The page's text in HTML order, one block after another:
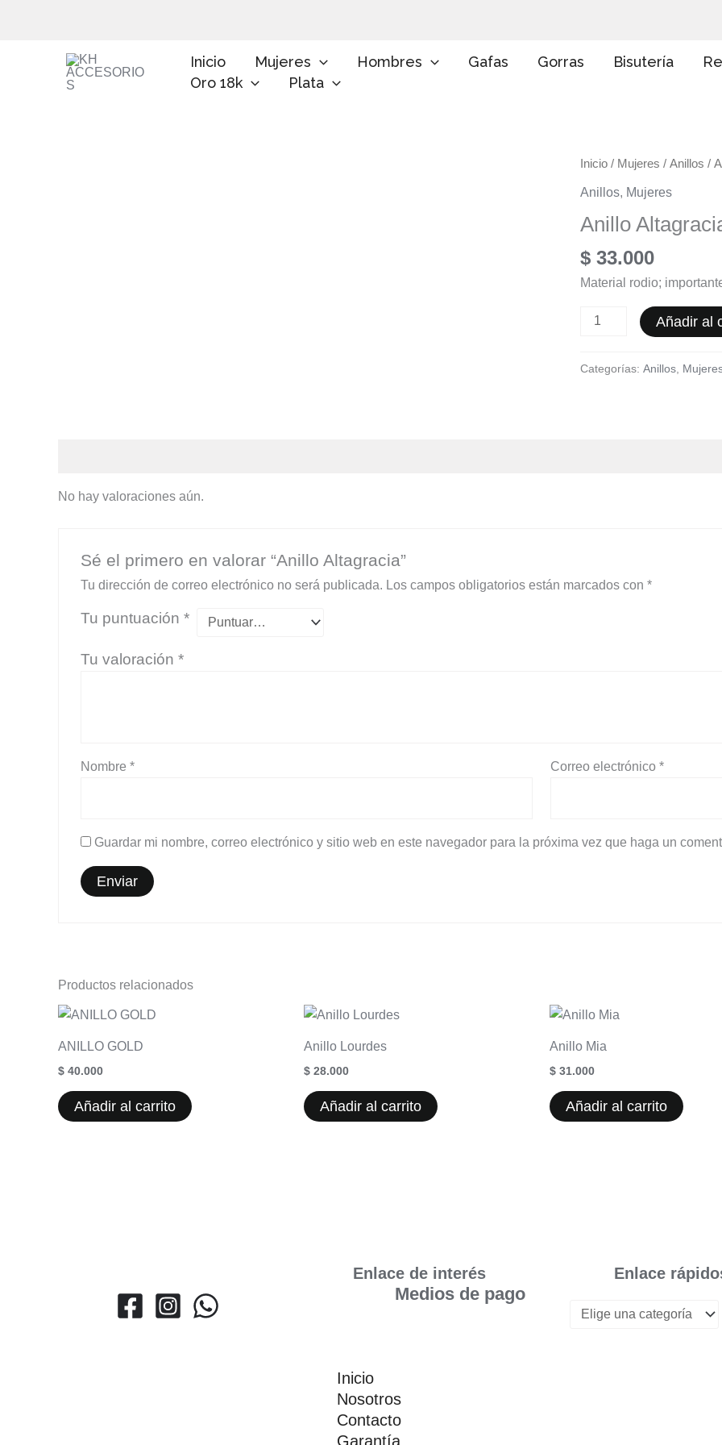
Inicio Mujeres Hombres Gafas Gorras Bisutería
Oro 18k
Plata
Inicio / Mujeres / Anillos /
Anillos, Mujeres
Anillo
$ 33.000
Material rodio;
Anillo
Añadir al
Categorías: Anillos
No hay valoraciones aún.
Sé el primero en valorar “Anillo Altagracia”
Tu dirección de correo electrónico no será publicada. Los campos obligatorios están marcados con *
Tu puntuación *
Tu valoración *
Nombre * Correo electrónico*
Guardar mi nombre, correo electrónico y sitio web en este navegador para la próxima vez que haga un
Productos relacionados
ANILLO GOLD
$ 40.000
Añadir al carrito
Anillo Lourdes
$ 28.000
Añadir al carrito
Anillo Mia
$ 31.000
Añadir al carrito
Enlace de interés
Medios de pago
Inicio
Nosotros
Contacto
Garantía
Enlace
g
e